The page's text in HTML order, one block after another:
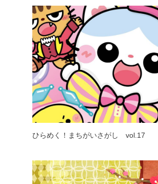
ひらめく！まちがいさがし vol.17